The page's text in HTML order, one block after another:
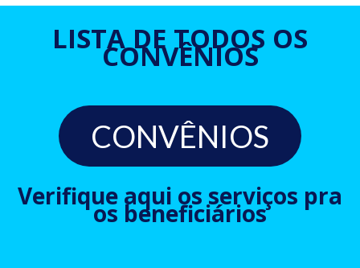
LISTA DE TODOS OS
CONVÊNIOS
CONVÊNIOS
Verifique aqui os serviços pra
os beneficiários